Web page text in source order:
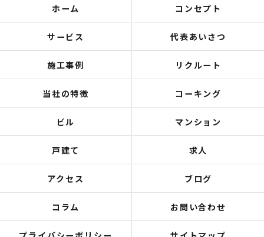
ホーム コンセプト
サービス 代表あいさつ
施工事例 リクルート
当社の特徴 コーキング
ビル マンション
戸建て 求人
アクセス ブログ
コラム お問い合わせ